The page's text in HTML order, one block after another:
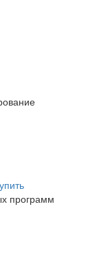
программ